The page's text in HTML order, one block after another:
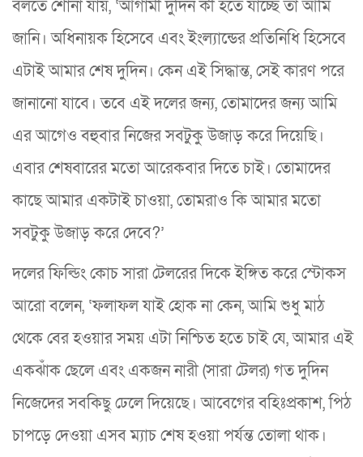
বলতে শোনা যায়, ‘আগামী দুদিন কী হতে যাচ্ছে তা আমি
জানি। অধিনায়ক হিসেবে এবং ইংল্যান্ডের প্রতিনিধি হিসেবে
এটাই আমার শেষ দুদিন। কেন এই সিদ্ধান্ত, সেই কারণ পরে
জানানো যাবে। তবে এই দলের জন্য, তোমাদের জন্য আমি
এর আগেও বহুবার নিজের সবটুকু উজাড় করে দিয়েছি।
এবার শেষবারের মতো আরেকবার দিতে চাই। তোমাদের
কাছে আমার একটাই চাওয়া, তোমরাও কি আমার মতো
সবটুকু উজাড় করে দেবে?’
দলের ফিল্ডিং কোচ সারা টেলরের দিকে ইঙ্গিত করে স্টোকস
আরো বলেন, ‘ফলাফল যাই হোক না কেন, আমি শুধু মাঠ
থেকে বের হওয়ার সময় এটা নিশ্চিত হতে চাই যে, আমার এই
একঝাঁক ছেলে এবং একজন নারী (সারা টেলর) গত দুদিন
নিজেদের সবকিছু ঢেলে দিয়েছে। আবেগের বহিঃপ্রকাশ, পিঠ
চাপড়ে দেওয়া এসব ম্যাচ শেষ হওয়া পর্যন্ত তোলা থাক।